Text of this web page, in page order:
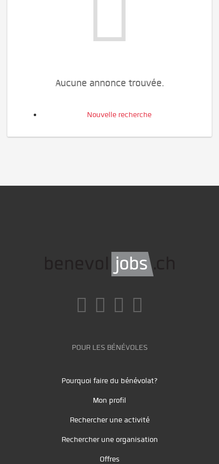
Aucune annonce trouvée.
Nouvelle recherche
POUR LES BÉNÉVOLES
Pourquoi faire du bénévolat?
Mon profil
Rechercher une activité
Rechercher une organisation
Offres